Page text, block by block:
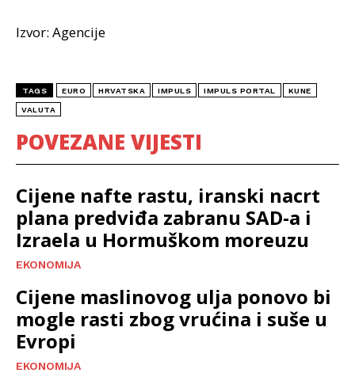
Izvor: Agencije
TAGS EURO HRVATSKA IMPULS IMPULS PORTAL KUNE
VALUTA
POVEZANE VIJESTI
Cijene nafte rastu, iranski nacrt
plana predviđa zabranu SAD-a i
Izraela u Hormuškom moreuzu
EKONOMIJA
Cijene maslinovog ulja ponovo bi
mogle rasti zbog vrućina i suše u
Evropi
EKONOMIJA